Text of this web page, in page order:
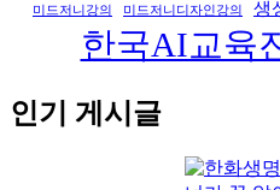
미드저니강의 미드저니디자인강의 생
한국AI교육
인기 게시글